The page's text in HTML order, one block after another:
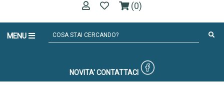
(0)
MENU
NOVITA' CONTATTACI